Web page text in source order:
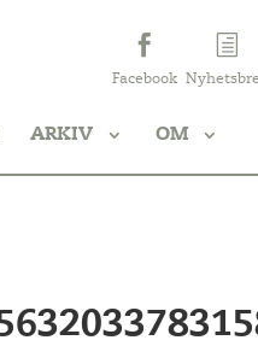
Facebook
ARKIV OM